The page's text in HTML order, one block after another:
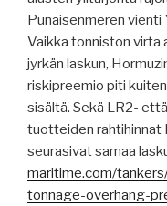
Punaisenmeren vienti
Vaikka tonniston virta
jyrkän laskun,
riskipreemio piti
sisältä. Sekä LR2-
tuotteiden rahtihinnat
seurasivat samaa
maritime.com/
tonnage-overhang-